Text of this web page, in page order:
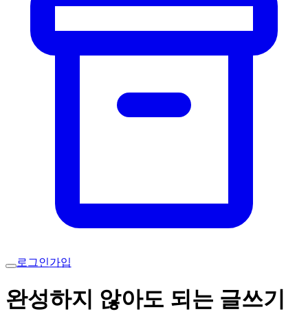
로그인가입
완성하지 않아도 되는 글쓰기